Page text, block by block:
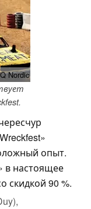
Nordic
опыт.
в настоящее
скидкой 90 %.